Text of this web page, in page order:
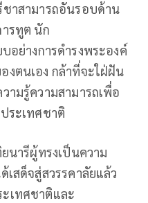
าสามารถอันรอบด้าน
รทูต นัก
อย่างการดำรงพระองค์
ตนเอง กล้าที่จะใฝ่ฝัน
มรู้ความสามารถเพื่อ
ระเทศชาติ
นารีผู้ทรงเป็นความ
สด็จสู่สวรรคาลัยแล้ว
เทศชาติและ